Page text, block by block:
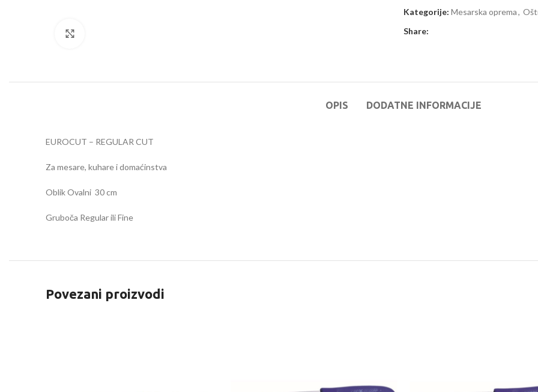
Kategorije: Mesarska oprema,
Share:
OPIS DODATNE INFORMACIJE
EUROCUT – REGULAR CUT
Za mesare, kuhare i domaćinstva
Oblik Ovalni 30 cm
Gruboča Regular ili Fine
Povezani proizvodi